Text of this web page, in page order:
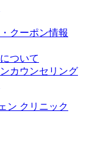
クーポン情報
ついて
カウンセリング